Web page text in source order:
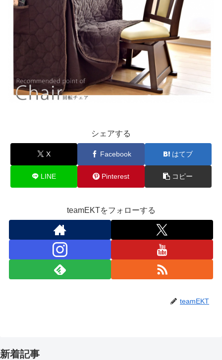
シェアする
X Facebook はてブ
LINE Pinterest コピー
teamEKTをフォローする
teamEKT
新着記事